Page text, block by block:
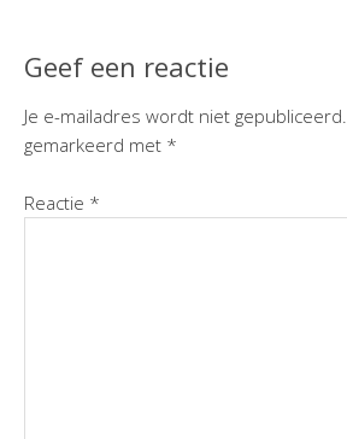
Geef een reactie
Je e-mailadres wordt niet gepubliceerd.
gemarkeerd met *
Reactie *